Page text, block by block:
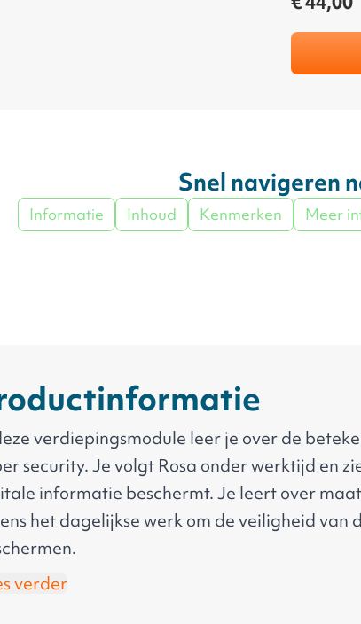
Snel navigeren
Informatie Inhoud Kenmerken Meer
verdiepingsmodule leer je over de
security. Je volgt Rosa onder werktijd en
informatie beschermt. Je leert over
het dagelijkse werk om de veiligheidvan
verder